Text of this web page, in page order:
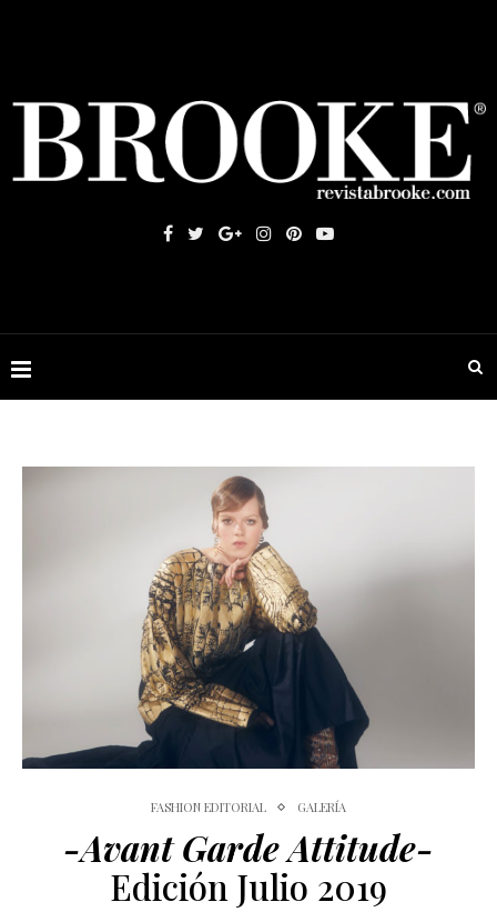
FASHION EDITORIAL GALERÍA
-Avant Garde Attitude-
Edición Julio 2019